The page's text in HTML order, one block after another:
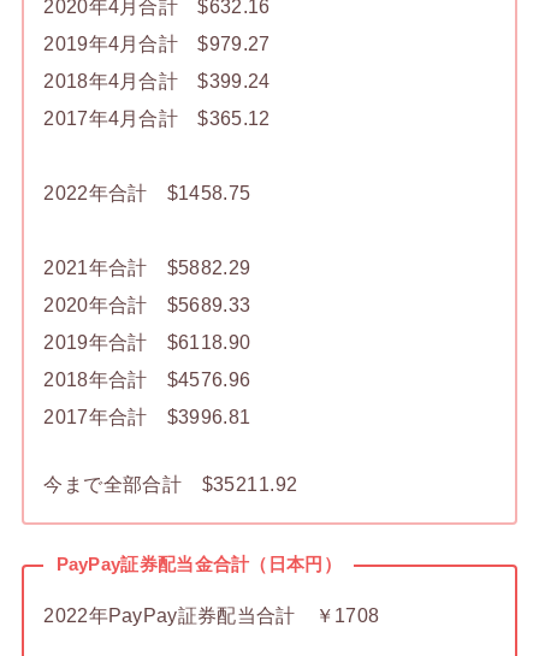
2020年4月合計 $632.16
2019年4月合計 $979.27
2018年4月合計 $399.24
2017年4月合計 $365.12
2022年合計 $1458.75
2021年合計 $5882.29
2020年合計 $5689.33
2019年合計 $6118.90
2018年合計 $4576.96
2017年合計 $3996.81
今まで全部合計 $35211.92
PayPay証券配当金合計（日本円）
2022年PayPay証券配当合計 ￥1708